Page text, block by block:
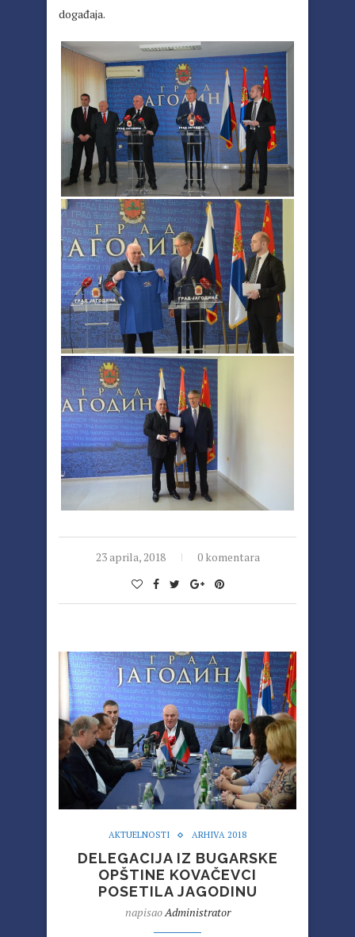
događaja.
23 aprila, 2018 0 komentara
AKTUELNOSTI ARHIVA 2018
DELEGACIJA IZ BUGARSKE
OPŠTINE KOVAČEVCI
POSETILA JAGODINU
napisaoAdministrator